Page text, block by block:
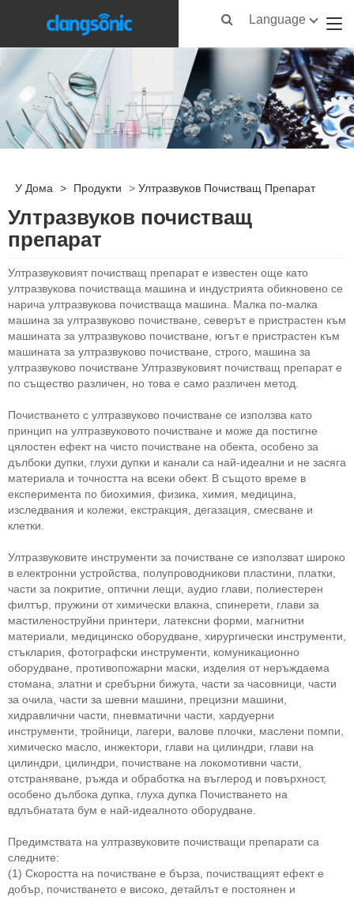
Language
У Дома > Продукти > Ултразвуков Почистващ Препарат
Ултразвуков почистващ
препарат
Ултразвуковият почистващ препарат е известен още като
ултразвукова почистваща машина и индустрията обикновено се
нарича ултразвукова почистваща машина. Малка по-малка
машина за ултразвуково почистване, северът е пристрастен към
машината за ултразвуково почистване, югът е пристрастен към
машината за ултразвуково почистване, строго, машина за
ултразвуково почистване Ултразвуковият почистващ препарат е
по същество различен, но това е само различен метод.
Почистването с ултразвуково почистване се използва като
принцип на ултразвуковото почистване и може да постигне
цялостен ефект на чисто почистване на обекта, особено за
дълбоки дупки, глухи дупки и канали са най-идеални и не засяга
материала и точността на всеки обект. В същото време в
експеримента по биохимия, физика, химия, медицина,
изследвания и колежи, екстракция, дегазация, смесване и
клетки.
Ултразвуковите инструменти за почистване се използват широко
в електронни устройства, полупроводникови пластини, платки,
части за покритие, оптични лещи, аудио глави, полиестерен
филтър, пружини от химически влакна, спинерети, глави за
мастиленоструйни принтери, латексни форми, магнитни
материали, медицинско оборудване, хирургически инструменти,
стъклария, фотографски инструменти, комуникационно
оборудване, противопожарни маски, изделия от неръждаема
стомана, златни и сребърни бижута, части за часовници, части
за очила, части за шевни машини, прецизни машини,
хидравлични части, пневматични части, хардуерни
инструменти, тройници, лагери, валове плочки, маслени помпи,
химическо масло, инжектори, глави на цилиндри, глави на
цилиндри, цилиндри, почистване на локомотивни части,
отстраняване, ръжда и обработка на въглерод и повърхност,
особено дълбока дупка, глуха дупка Почистването на
вдлъбнатата бум е най-идеалното оборудване.
Предимствата на ултразвуковите почистващи препарати са
следните:
(1) Скоростта на почистване е бърза, почистващият ефект е
добър, почистването е високо, детайлът е постоянен и